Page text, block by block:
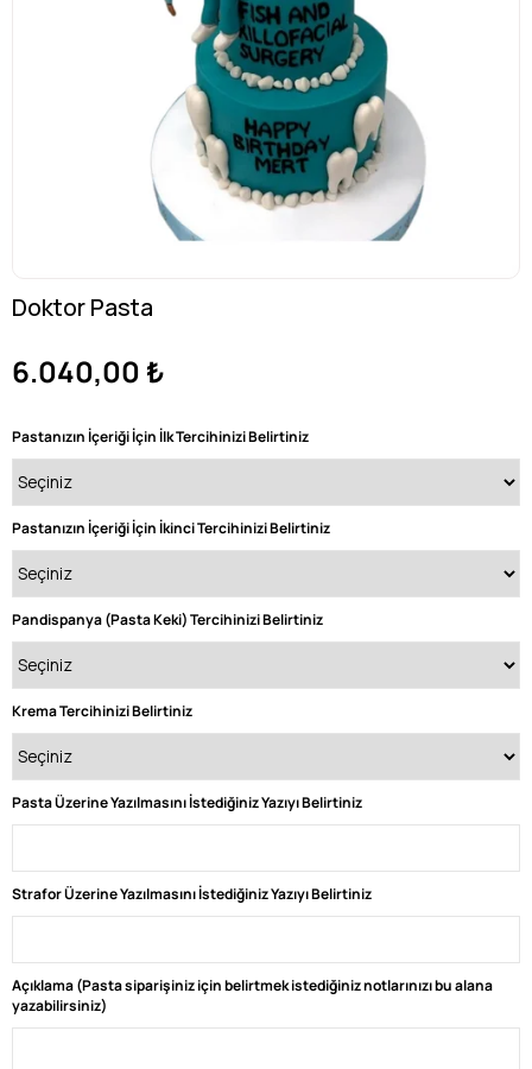
Doktor Pasta
6.040,00 ₺
Pastanızın İçeriği İçin İlk Tercihinizi Belirtiniz
Pastanızın İçeriği İçin İkinci Tercihinizi Belirtiniz
Pandispanya (Pasta Keki) Tercihinizi Belirtiniz
Krema Tercihinizi Belirtiniz
Pasta Üzerine Yazılmasını İstediğiniz Yazıyı Belirtiniz
Strafor Üzerine Yazılmasını İstediğiniz Yazıyı Belirtiniz
Açıklama (Pasta siparişiniz için belirtmek istediğiniz notlarınızı bu alana
yazabilirsiniz)